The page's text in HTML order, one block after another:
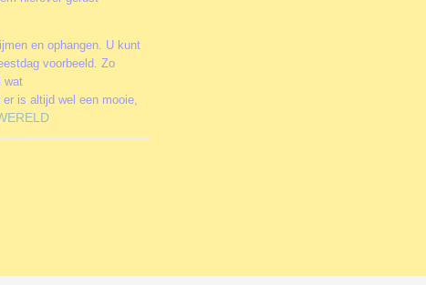
en ophangen. U kunt
voorbeeld. Zo
wat
er is altijd wel een mooie,